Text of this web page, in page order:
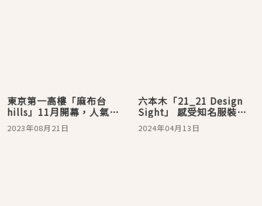
東京第一高樓「麻布台
hills」11月開幕，人氣品
牌、美食餐廳一網打盡
2023年08月21日
六本木「21_21 Design
Sight」 感受知名服裝設
計師三宅一生與建築大師
安藤忠雄共同打造的美術
2024年04月13日